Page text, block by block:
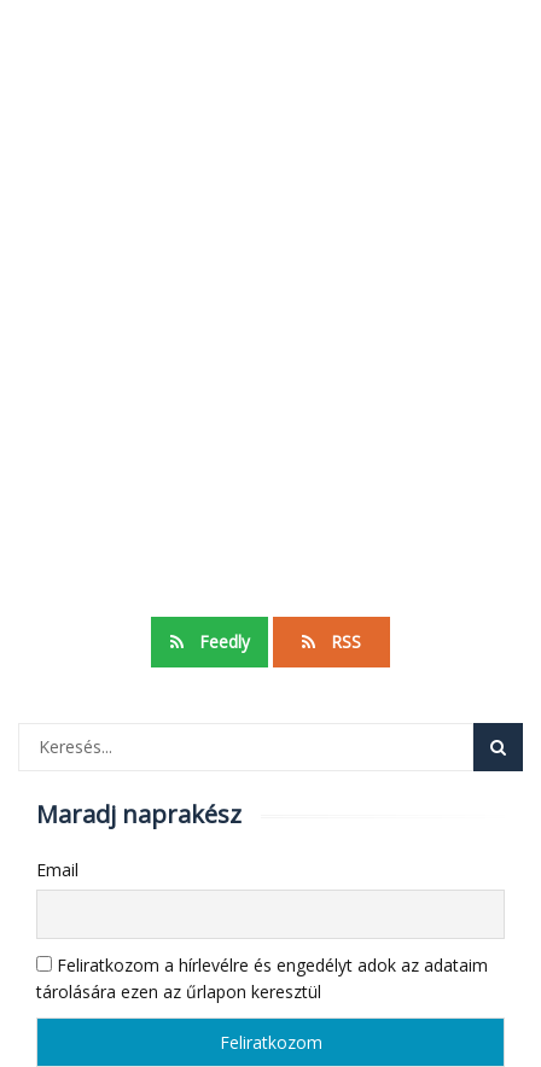
Feedly RSS
Maradj naprakész
Email
Feliratkozom a hírlevélre és engedélyt adok az adataim
tárolására ezen az űrlapon keresztül